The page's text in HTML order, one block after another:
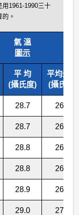
1961-1990三十
。
氣 溫
圖示
平 均
(攝氏度)
平均最低
(攝氏度)
28.7 26.7
28.7 26.7
28.8 26.7
28.8 26.8
28.9 26.9
29.0 27.0